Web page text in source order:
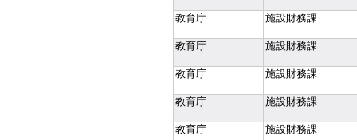
教育庁 施設財務課
教育庁 施設財務課
教育庁 施設財務課
教育庁 施設財務課
教育庁 施設財務課